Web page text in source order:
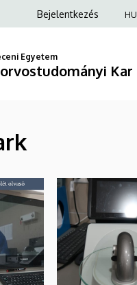
Anonim
fiók
menüje
Bejelentkezés HU
Egyetem
Kar